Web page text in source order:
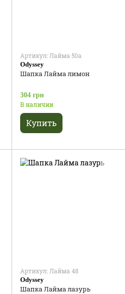
Артикул: Лайма 50а
Odyssey
Шапка Лайма лимон
304 грн
В наличии
Купить
Артикул: Лайма 48
Odyssey
Шапка Лайма лазурь